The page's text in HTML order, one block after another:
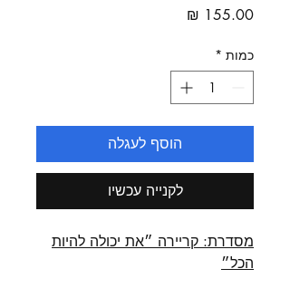
כמות *
הוסף לעגלה
לקנייה עכשיו
מסדרת: קריירה ״את יכולה להיות
הכל״